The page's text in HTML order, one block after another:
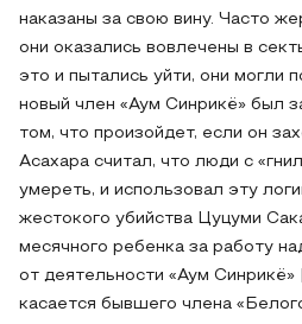
наказаны за свою вину. Часто
они оказались вовлечены в
это и пытались уйти, они могли
новый член «Аум Синрикё» был
том, что произойдет, если он
Асахара считал, что люди с
умереть, и использовал эту
жестокого убийства Цуцуми
месячного ребенка за работу
от деятельности «Аум
касается бывшего члена